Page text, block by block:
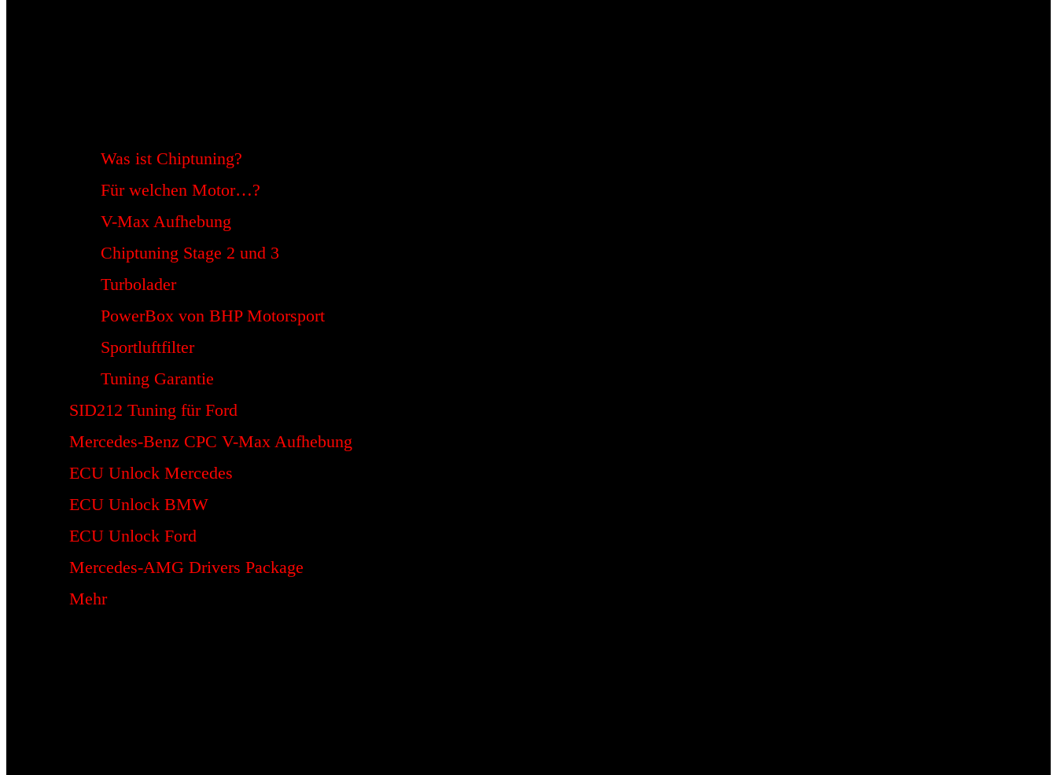
Was ist Chiptuning?
Für welchen Motor…?
V-Max Aufhebung
Chiptuning Stage 2 und 3
Turbolader
PowerBox von BHP Motorsport
Sportluftfilter
Tuning Garantie
SID212 Tuning für Ford
Mercedes-Benz CPC V-Max Aufhebung
ECU Unlock Mercedes
ECU Unlock BMW
ECU Unlock Ford
Mercedes-AMG Drivers Package
Mehr